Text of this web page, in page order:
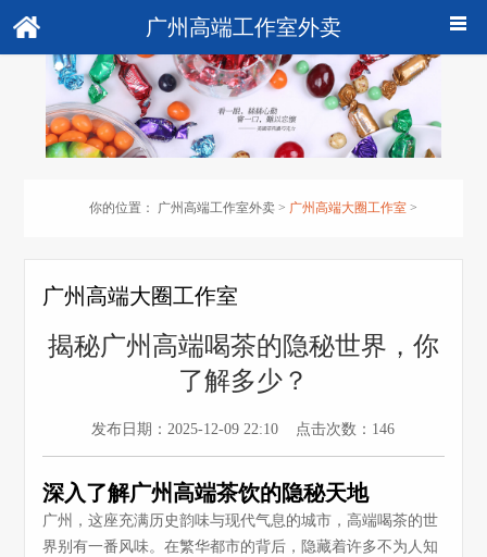
广州高端工作室外卖
你的位置： 广州高端工作室外卖 > 广州高端大圈工作室 >
广州高端大圈工作室
揭秘广州高端喝茶的隐秘世界，你
了解多少？
发布日期：2025-12-09 22:10 点击次数：146
深入了解广州高端茶饮的隐秘天地
广州，这座充满历史韵味与现代气息的城市，高端喝茶的世
界别有一番风味。在繁华都市的背后，隐藏着许多不为人知